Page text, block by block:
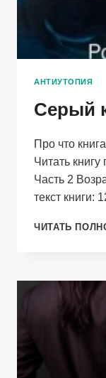
АНТИУТОПИЯ
Серый
Про что
Читать
Часть 2
текст книги:
ЧИТАТЬ